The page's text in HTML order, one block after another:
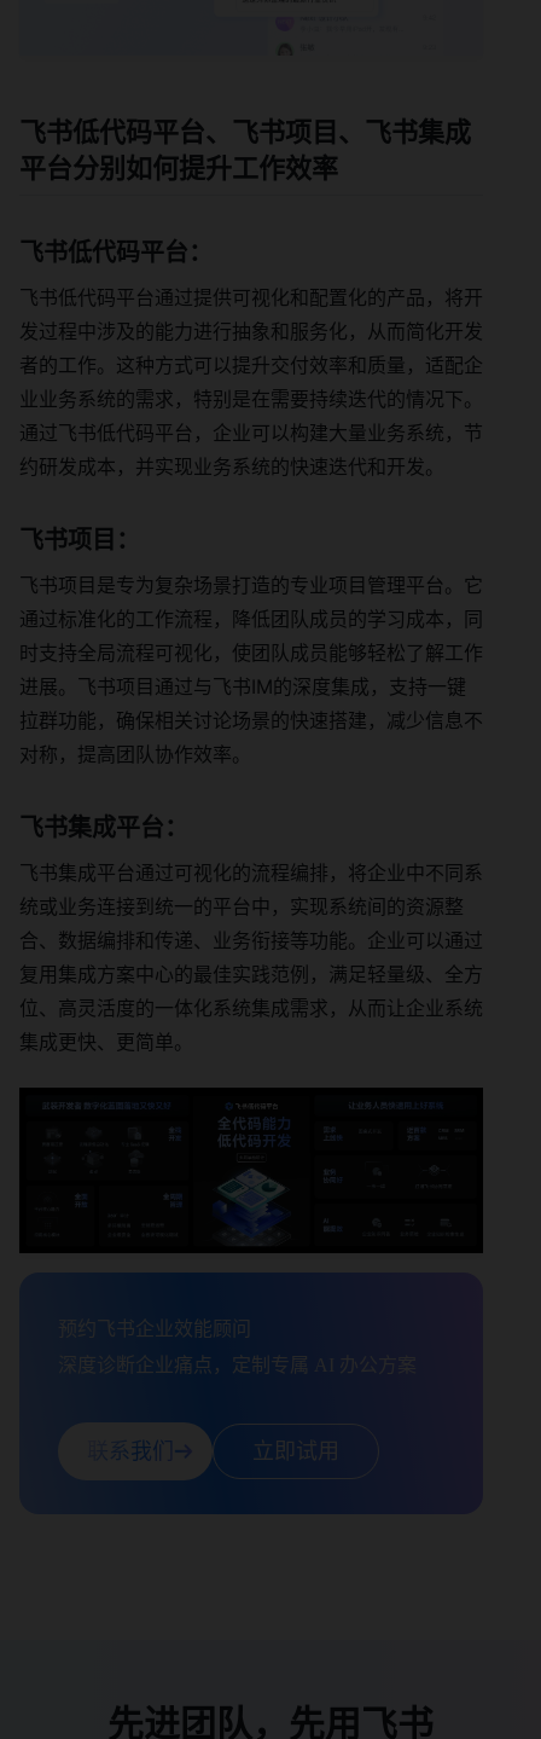
飞书低代码平台、飞书项目、飞书集成
平台分别如何提升工作效率
飞书低代码平台：
飞书低代码平台通过提供可视化和配置化的产品，将开
发过程中涉及的能力进行抽象和服务化，从而简化开发
者的工作。这种方式可以提升交付效率和质量，适配企
业业务系统的需求，特别是在需要持续迭代的情况下。
通过飞书低代码平台，企业可以构建大量业务系统，节
约研发成本，并实现业务系统的快速迭代和开发。
飞书项目：
飞书项目是专为复杂场景打造的专业项目管理平台。它
通过标准化的工作流程，降低团队成员的学习成本，同
时支持全局流程可视化，使团队成员能够轻松了解工作
进展。飞书项目通过与飞书IM的深度集成，支持一键
拉群功能，确保相关讨论场景的快速搭建，减少信息不
对称，提高团队协作效率。
飞书集成平台：
飞书集成平台通过可视化的流程编排，将企业中不同系
统或业务连接到统一的平台中，实现系统间的资源整
合、数据编排和传递、业务衔接等功能。企业可以通过
复用集成方案中心的最佳实践范例，满足轻量级、全方
位、高灵活度的一体化系统集成需求，从而让企业系统
集成更快、更简单。
预约飞书企业效能顾问
深度诊断企业痛点，定制专属 AI 办公方案
联系我们 立即试用
先进团队，先用飞书